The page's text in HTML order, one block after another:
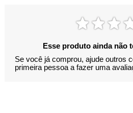
Esse produto ainda não
Se você já comprou, ajude outros
primeira pessoa a fazer uma